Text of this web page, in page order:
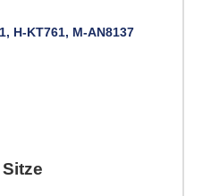
H-KT761, M-AN8137